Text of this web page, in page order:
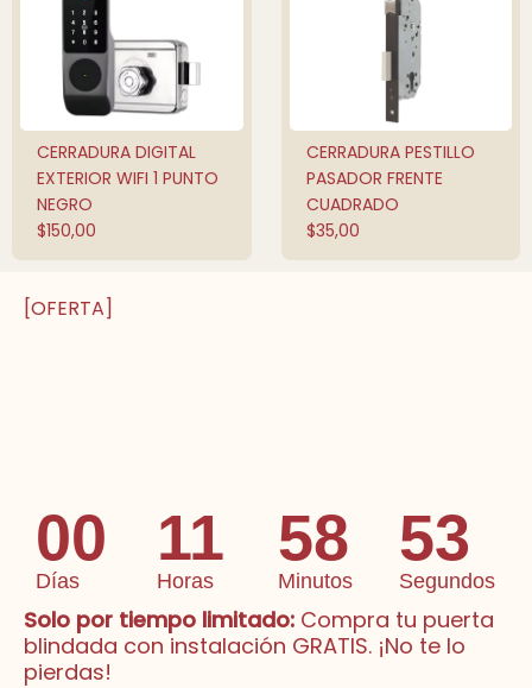
AÑADIR AL
CARRITO
CERRADURA DIGITAL
EXTERIOR WIFI 1 PUNTO
NEGRO
$150,00
QUICK SHOP
CERRADURA PESTILLO
PASADOR FRENTE
CUADRADO
$35,00
[OFERTA]
00
Días
11
Horas
58
Minutos
51
Segundos
Solo por tiempo limitado: Compra tu puerta
blindada con instalación GRATIS. ¡No te lo
pierdas!